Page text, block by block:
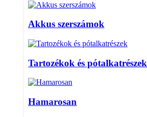
Akkus szerszámok
Tartozékok és pótalkatrészek
Hamarosan